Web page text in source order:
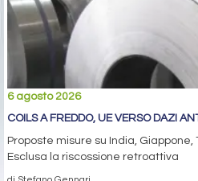
6 agosto 2026
COILS A FREDDO, UE VERSO DAZI
Proposte misure su India, Giappone,
Esclusa la riscossione retroattiva
di Stefano Gennari